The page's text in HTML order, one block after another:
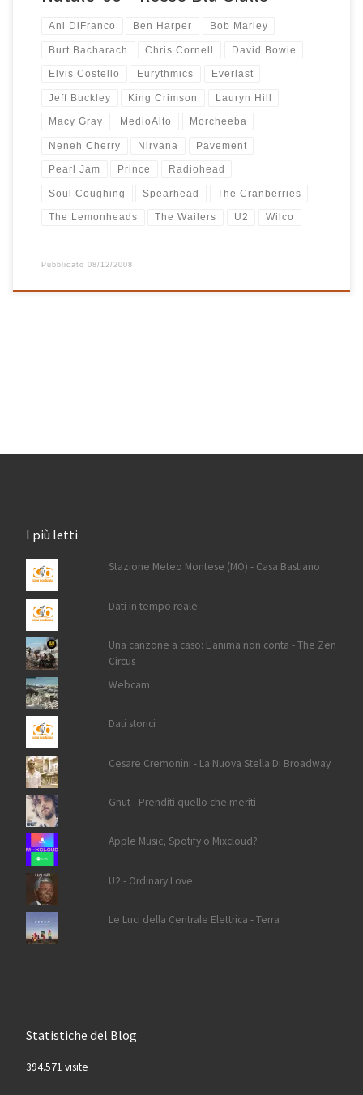
Ani DiFranco Ben Harper Bob Marley
Burt Bacharach Chris Cornell David Bowie
Elvis Costello Eurythmics Everlast
Jeff Buckley King Crimson Lauryn Hill
Macy Gray MedioAlto Morcheeba
Neneh Cherry Nirvana Pavement
Pearl Jam Prince Radiohead
Soul Coughing Spearhead The Cranberries
The Lemonheads The Wailers U2 Wilco
Pubblicato 08/12/2008
I più letti
Stazione Meteo Montese (MO) - Casa Bastiano
Dati in tempo reale
Una canzone a caso: L'anima non conta - The Zen
Circus
Webcam
Dati storici
Cesare Cremonini - La Nuova Stella Di Broadway
Gnut - Prenditi quello che meriti
Apple Music, Spotify o Mixcloud?
U2 - Ordinary Love
Le Luci della Centrale Elettrica - Terra
Statistiche del Blog
394.571 visite